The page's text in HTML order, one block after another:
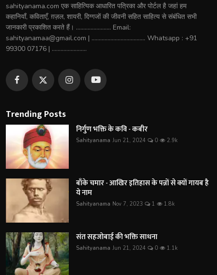
sahityanama.com एक साहित्यिक आधारित पत्रिका और पोर्टल है जहां हम
कहानियाँ, कविताएँ, ग़ज़ल, शायरी, दिग्गजों की जीवनी सहित साहित्य से संबंधित सभी
जानकारी प्रकाशित करते हैं। ........................ Email:
sahityanamaa@gmail.com | ..................................... Whatsapp : +91
99300 07176 | ........................
Trending Posts
निर्गुण भक्ति के कवि - कबीर
Sahityanama Jun 21, 2024 0 2.9k
बाँके चमार - आखिर इतिहास के पन्नों से क्यों गायब है
ये नाम
Sahityanama Nov 7, 2023 1 1.8k
संत सहजोबाई की भक्ति साधना
Sahityanama Jun 21, 2024 0 1.1k